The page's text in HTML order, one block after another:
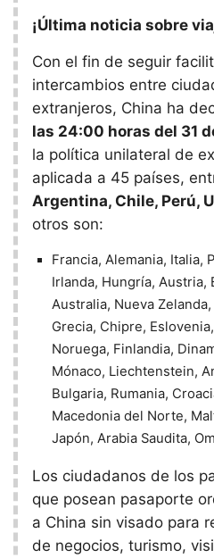
¡Última noticia sobre
Con el fin de seguir
intercambios entre
extranjeros, China ha
las 24:00 horas del 31
la política unilateral de
aplicada a 45 países,
Argentina, Chile, Perú,
otros son:
Francia, Alemania, Italia,
Irlanda, Hungría, Austria,
Australia, Nueva
Grecia, Chipre,
Noruega, Finlandia,
Mónaco, Liechtenstein,
Bulgaria, Rumania,
Macedonia del Norte,
Japón, Arabia Saudita,
Los ciudadanos de los
que posean pasaporte
a China sin visado para
de negocios, turismo,